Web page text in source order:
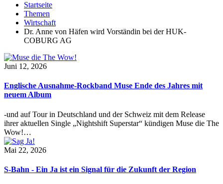
Startseite
Themen
Wirtschaft
Dr. Anne von Häfen wird Vorständin bei der HUK-
COBURG AG
Juni 12, 2026
Englische Ausnahme-Rockband Muse Ende des Jahres mit
neuem Album
-und auf Tour in Deutschland und der Schweiz mit dem Release
ihrer aktuellen Single „Nightshift Superstar“ kündigen Muse die The
Wow!…
Mai 22, 2026
S-Bahn - Ein Ja ist ein Signal für die Zukunft der Region